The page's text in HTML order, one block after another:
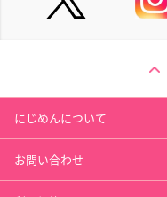
にじめんについて
お問い合わせ